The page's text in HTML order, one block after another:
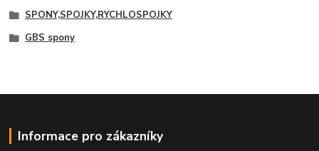
SPONY,SPOJKY,RYCHLOSPOJKY
GBS spony
Informace pro zákazníky